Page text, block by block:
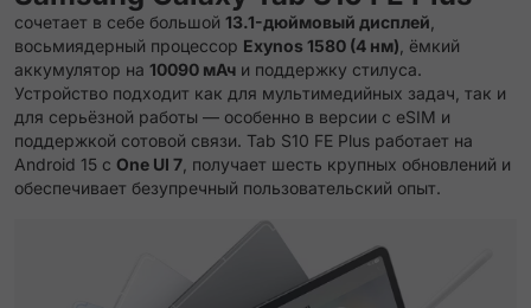
сочетает в себе большой 13.1-дюймовый дисплей
восьмиядерный процессор Exynos 1580 (4 нм) , ёмкий
аккумулятор на 10090 мАч и поддержку стилуса.
Устройство подходит как для мультимедийных задач, так и
для серьёзной работы — особенно в версии с eSIM и
поддержкой сотовой связи. Tab S10 FE Plus работает на
Android 15 с One UI 7 , получает шесть крупных обновлений и
обеспечивает безупречный пользовательский опыт.